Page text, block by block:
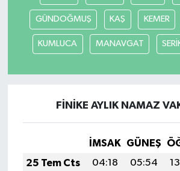
GÜNDOĞMUŞ KAŞ KEMER
KUMLUCA MANAVGAT
FİNİKE AYLIK NAMAZ
İMSAK GÜNEŞ
25 Tem Cts
04:18 05:54